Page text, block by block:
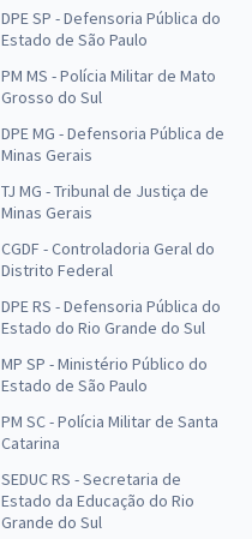
DPE SP - Defensoria Pública do
Estado de São Paulo
PM MS - Polícia Militar de Mato
Grosso do Sul
DPE MG - Defensoria Pública de
Minas Gerais
TJ MG - Tribunal de Justiça de
Minas Gerais
CGDF - Controladoria Geral do
Distrito Federal
DPE RS - Defensoria Pública do
Estado do Rio Grande do Sul
MP SP - Ministério Público do
Estado de São Paulo
PM SC - Polícia Militar de Santa
Catarina
SEDUC RS - Secretaria de
Estado da Educação do Rio
Grande do Sul